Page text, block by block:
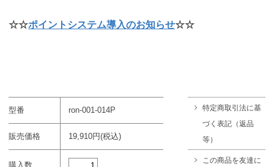
☆☆ポイントシステム導入のお知らせ☆☆
型番 ron-001-014P
販売価格 19,910円(税込)
購入数
特定商取引法に基
づく表記（返品
等）
この商品を友達に